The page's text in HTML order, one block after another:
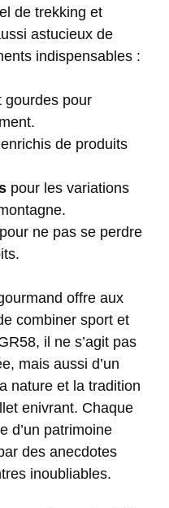
de trekking et
astucieux de
indispensables :
gourdes pour
enrichis de produits
pour les variations
pour ne pas se perdre
offre aux
combiner sport et
il ne s’agit pas
mais aussi d’un
nature et la tradition
enivrant. Chaque
d’un patrimoine
des anecdotes
inoubliables.